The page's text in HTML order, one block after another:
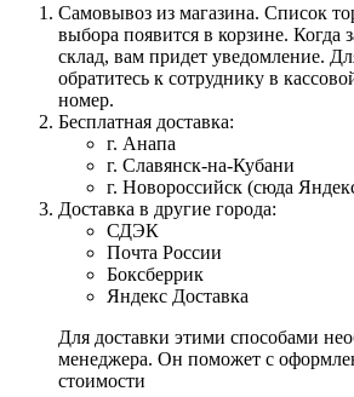
Самовывоз из магазина. Список
выбора появится в корзине. Когда
склад, вам придет уведомление.
обратитесь к сотруднику в
номер.
Бесплатная доставка:
г. Анапа
г. Славянск-на-Кубани
г. Новороссийск (сюда
Доставка в другие города:
СДЭК
Почта России
Боксберрик
Яндекс Доставка
Для доставки этими способами
менеджера. Он поможет с
стоимости